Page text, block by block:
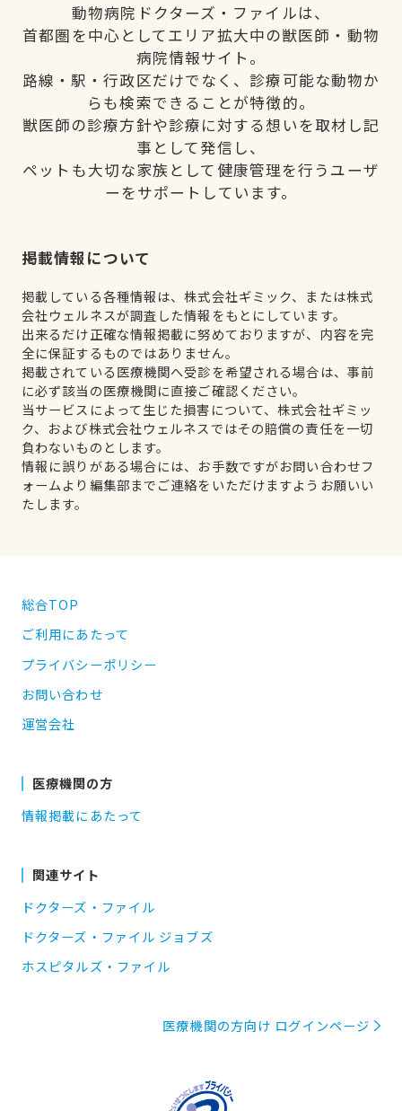
動物病院ドクターズ・ファイルは、
首都圏を中心としてエリア拡大中の獣医師・動物
病院情報サイト。
路線・駅・行政区だけでなく、診療可能な動物か
らも検索できることが特徴的。
獣医師の診療方針や診療に対する想いを取材し記
事として発信し、
ペットも大切な家族として健康管理を行うユーザ
ーをサポートしています。
掲載情報について
掲載している各種情報は、株式会社ギミック、または株式
会社ウェルネスが調査した情報をもとにしています。
出来るだけ正確な情報掲載に努めておりますが、内容を完
全に保証するものではありません。
掲載されている医療機関へ受診を希望される場合は、事前
に必ず該当の医療機関に直接ご確認ください。
当サービスによって生じた損害について、株式会社ギミッ
ク、および株式会社ウェルネスではその賠償の責任を一切
負わないものとします。
情報に誤りがある場合には、お手数ですがお問い合わせフ
ォームより編集部までご連絡をいただけますようお願いい
たします。
総合TOP
ご利用にあたって
プライバシーポリシー
お問い合わせ
運営会社
医療機関の方
情報掲載にあたって
関連サイト
ドクターズ・ファイル
ドクターズ・ファイル ジョブズ
ホスピタルズ・ファイル
医療機関の方向け ログインページ